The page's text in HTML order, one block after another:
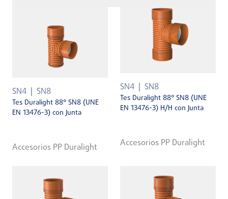
SN4 SN8
Tes Duralight 88° SN8 (UNE
EN 13476-3) con Junta
Accesorios PP Duralight
SN4 SN8
Tes Duralight 88° SN8 (UNE
EN 13476-3) H/H con Junta
Accesorios PP Duralight